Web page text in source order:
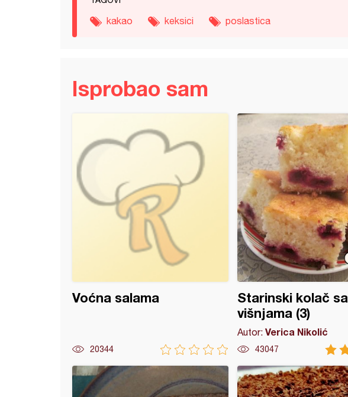
kakao keksici poslastica
Isprobao sam
Voćna salama
20344
Starinski kolač sa
višnjama (3)
Autor: Verica Nikolić
43047